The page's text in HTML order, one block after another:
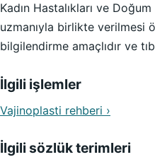
Kadın Hastalıkları ve
uzmanıyla birlikte verilmesi
bilgilendirme amaçlıdır ve
İlgili işlemler
Vajinoplasti rehberi ›
İlgili sözlük terimleri